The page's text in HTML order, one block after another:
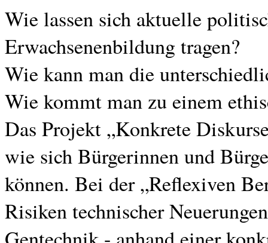
Wie lassen sich aktuelle
Erwachsenenbildung tragen?
Wie kann man die
Wie kommt man zu einem
Das Projekt „Konkrete
wie sich Bürgerinnen und
können. Bei der „Reflexiven
Risiken technischer